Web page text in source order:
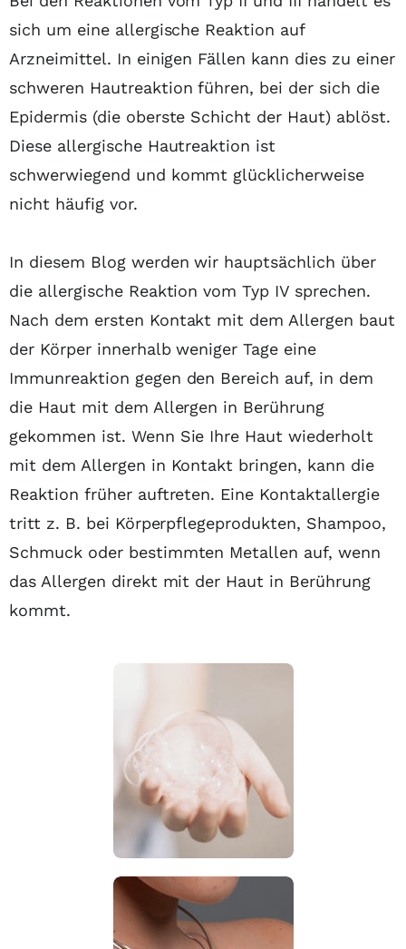
sich um eine allergische Reaktion auf
Arzneimittel. In einigen Fällen kann dies zu einer
schweren Hautreaktion führen, bei der sich die
Epidermis (die oberste Schicht der Haut) ablöst.
Diese allergische Hautreaktion ist
schwerwiegend und kommt glücklicherweise
nicht häufig vor.
In diesem Blog werden wir hauptsächlich über
die allergische Reaktion vom Typ IV sprechen.
Nach dem ersten Kontakt mit dem Allergen baut
der Körper innerhalb weniger Tage eine
Immunreaktion gegen den Bereich auf, in dem
die Haut mit dem Allergen in Berührung
gekommen ist. Wenn Sie Ihre Haut wiederholt
mit dem Allergen in Kontakt bringen, kann die
Reaktion früher auftreten. Eine Kontaktallergie
tritt z. B. bei Körperpflegeprodukten, Shampoo,
Schmuck oder bestimmten Metallen auf, wenn
das Allergen direkt mit der Haut in Berührung
kommt.